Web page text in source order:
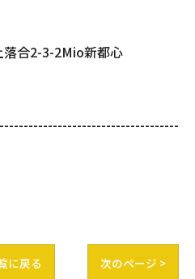
合2-3-2Mio新都心
に戻る 次のページ >